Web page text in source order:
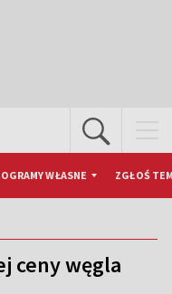
WŁASNE ZGŁOŚ
ceny węgla